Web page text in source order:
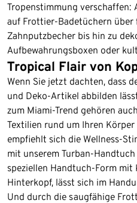
Tropenstimmung verschaffen:
auf Frottier-Badetüchern über
Zahnputzbecher bis hin zu
Aufbewahrungsboxen oder
Tropical Flair von
Wenn Sie jetzt dachten, dass
und Deko-Artikel abbilden
zum Miami-Trend gehören
Textilien rund um Ihren
empfiehlt sich die Wellness-
mit unserem Turban-
speziellen Handtuch-Form mit
Hinterkopf, lässt sich im
Und durch die saugfähige